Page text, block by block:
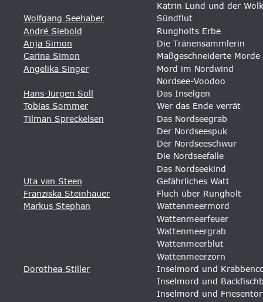
Katrin Lund und der
Wolfgang Seehaber
Sündflut
André Siebold
Rungholts Erbe
Anja Simon
Die Tränensammlerin
Carina Simon
Maßgeschneiderte Morde
Angelika Singer
Mord im Nordwind
Nordsee-Voodoo
Hans-Jürgen Soll
Das Inselgen
Tobias Sommer
Wer das Ende verrät
Tilman Spreckelsen
Das Nordseegrab
Der Nordseespuk
Der Nordseeschwur
Die Nordseefalle
Das Nordseekind
Uta van Steen
Gefährliches Watt
Franziska Steinhauer
Fluch über Rungholt
Markus Stephan
Wattenmeermord
Wattenmeerfeuer
Wattenmeergrab
Wattenmeerblut
Wattenmeerzorn
Dorothea Stiller
Inselmord und
Inselmord und
Inselmord und